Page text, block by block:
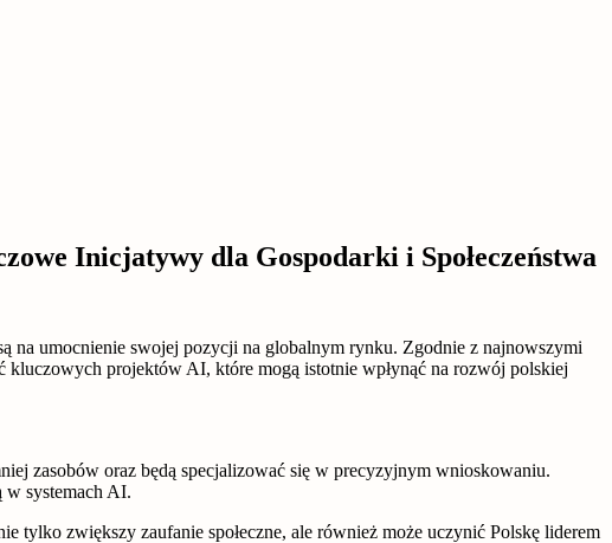
Inicjatywy dla Gospodarki i Społeczeństwa
na umocnienie swojej pozycji na globalnym rynku. Zgodnie z najnowszymi
projektów AI, które mogą istotnie wpłynąć na rozwój polskiej
zasobów oraz będą specjalizować się w precyzyjnym wnioskowaniu.
systemach AI.
zwiększy zaufanie społeczne, ale również może uczynić Polskę liderem